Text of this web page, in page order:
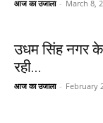
आज का उजाला - March 8,
उधम सिंह नगर
रही...
आज का उजाला - February